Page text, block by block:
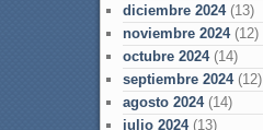
diciembre 2024(13)
noviembre 2024(12)
octubre 2024(14)
septiembre 2024(12)
agosto 2024(14)
julio 2024(13)